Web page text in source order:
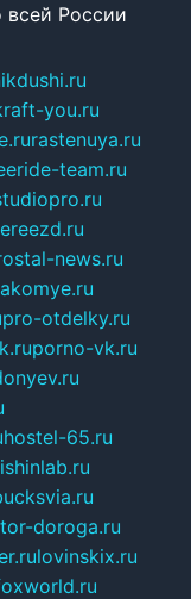
всей России
you.ru
rastenuya.ru
team.ru
news.ru
pro-otdelky.ru
porno-vk.ru
hostel-65.ru
doroga.ru
lovinskix.ru